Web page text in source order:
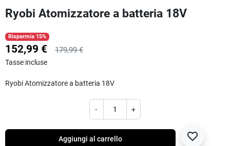
Ryobi Atomizzatore a batteria 18V
Risparmia 15%
152,99 € 179,99 €
Tasse incluse
Ryobi Atomizzatore a batteria 18V
- +
Aggiungi al carrello favorite_border